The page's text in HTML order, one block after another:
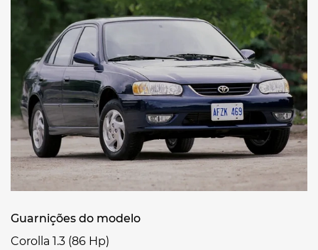
Guarnições do modelo
Corolla 1.3 (86 Hp)